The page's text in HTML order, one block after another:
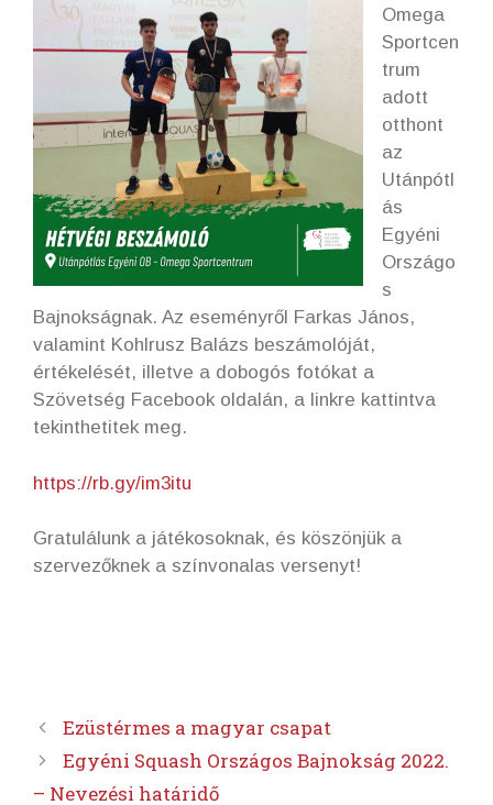
Omega
Sportcen
trum
adott
otthont
az
Utánpótl
ás
Egyéni
Országo
s
Bajnokságnak. Az eseményről Farkas János,
valamint Kohlrusz Balázs beszámolóját,
értékelését, illetve a dobogós fotókat a
Szövetség Facebook oldalán, a linkre kattintva
tekinthetitek meg.
https://rb.gy/im3itu
Gratulálunk a játékosoknak, és köszönjük a
szervezőknek a színvonalas versenyt!
Ezüstérmes a magyar csapat
Egyéni Squash Országos Bajnokság 2022.
– Nevezési határidő